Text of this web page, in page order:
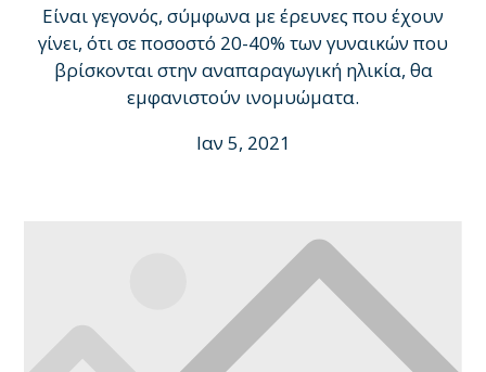
Είναι γεγονός, σύμφωνα με έρευνες που έχουν
γίνει, ότι σε ποσοστό 20-40% των γυναικών που
βρίσκονται στην αναπαραγωγική ηλικία, θα
εμφανιστούν ινομυώματα.
Ιαν 5, 2021